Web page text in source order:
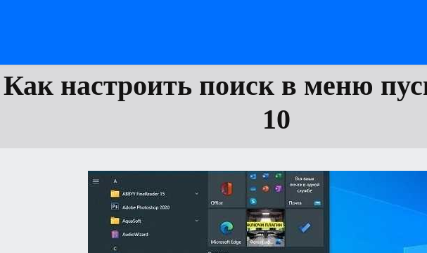
Как настроить поиск в меню
10